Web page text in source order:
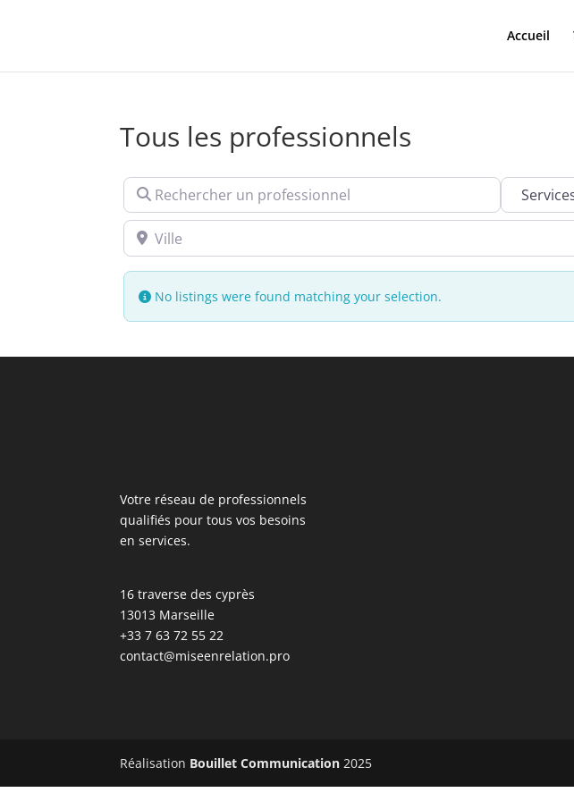
Accueil
Tous les professionnels
Rechercher un professionnel Services
Ville
No listings were found matching your selection.
Votre réseau de professionnels
qualifiés pour tous vos besoins
en services.
16 traverse des cyprès
13013 Marseille
+33 7 63 72 55 22
contact@miseenrelation.pro
Réalisation Bouillet Communication 2025